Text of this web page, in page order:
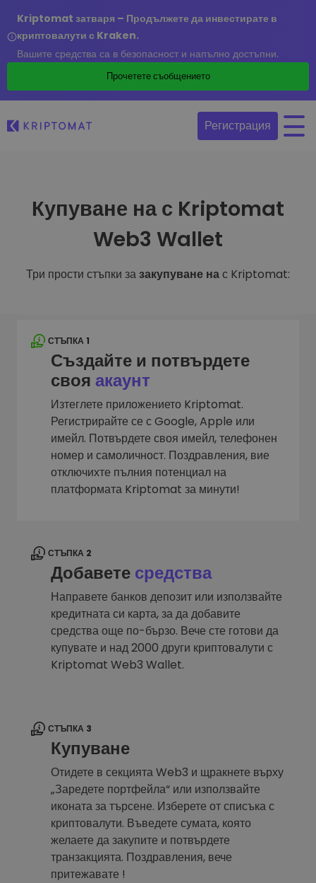
Kriptomat затваря – Продължете да инвестирате в
криптовалути с Kraken.
Вашите средства са в безопасност и напълно достъпни.
Прочетете съобщението
Регистрация
Купуване на с Kriptomat
Web3 Wallet
Три прости стъпки зазакупуване нас Kriptomat:
СТЪПКА 1
Създайте и потвърдете
своя акаунт
Изтеглете приложението Kriptomat.
Регистрирайте се с Google, Apple или
имейл. Потвърдете своя имейл, телефонен
номер и самоличност. Поздравления, вие
отключихте пълния потенциал на
платформата Kriptomat за минути!
СТЪПКА 2
Добавете средства
Направете банков депозит или използвайте
кредитната си карта, за да добавите
средства още по-бързо. Вече сте готови да
купувате и над 2000 други криптовалути с
Kriptomat Web3 Wallet.
СТЪПКА 3
Купуване
Отидете в секцията Web3 и щракнете върху
„Заредете портфейла“ или използвайте
иконата за търсене. Изберете от списъка с
криптовалути. Въведете сумата, която
желаете да закупите и потвърдете
транзакцията. Поздравления, вече
притежавате !